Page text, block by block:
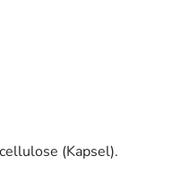
(Kapsel).